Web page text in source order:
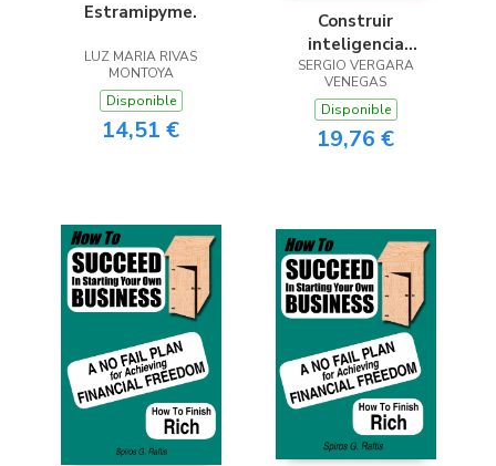
Estramipyme.
LUZ MARIA RIVAS
MONTOYA
Disponible
14,51 €
Construir
inteligencia
colectiva en la
organización
SERGIO VERGARA
VENEGAS
Disponible
19,76 €